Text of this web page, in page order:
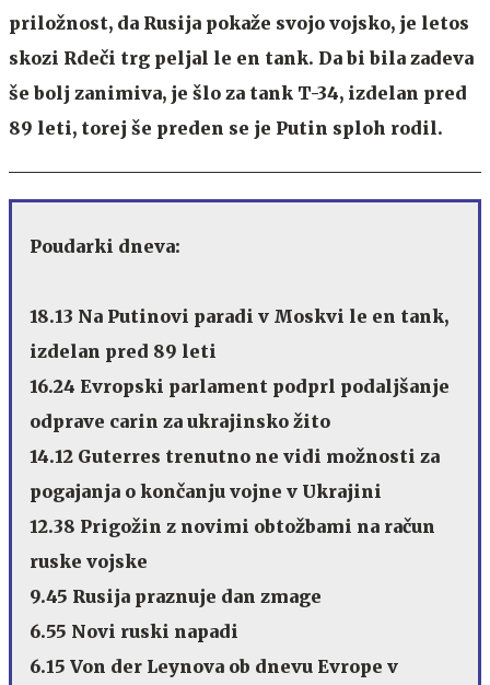
priložnost, da Rusija pokaže svojo vojsko, je letos
skozi Rdeči trg peljal le en tank. Da bi bila zadeva
še bolj zanimiva, je šlo za tank T-34, izdelan pred
89 leti, torej še preden se je Putin sploh rodil.
Poudarki dneva:
18.13 Na Putinovi paradi v Moskvi le en tank,
izdelan pred 89 leti
16.24 Evropski parlament podprl podaljšanje
odprave carin za ukrajinsko žito
14.12 Guterres trenutno ne vidi možnosti za
pogajanja o končanju vojne v Ukrajini
12.38 Prigožin z novimi obtožbami na račun
ruske vojske
9.45 Rusija praznuje dan zmage
6.55 Novi ruski napadi
6.15 Von der Leynova ob dnevu Evrope v